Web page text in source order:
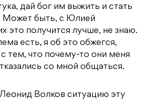
дай бог им выжить и стать
Может быть, с Юлией
это получится лучше, не знаю.
есть, я об это обжегся,
тем, что почему-то они меня
со мной общаться.
Волков ситуацию эту